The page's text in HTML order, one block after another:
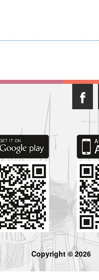
Copyright © 2026